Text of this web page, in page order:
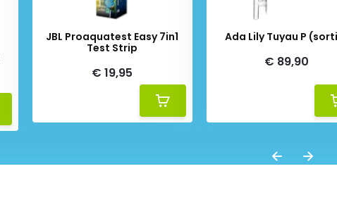
JBL Proaquatest Easy 7in1
Test Strip
€ 19,95
Ada Lily Tuyau P
€ 89,90